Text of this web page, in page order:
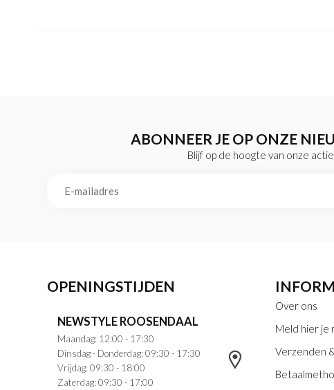
ABONNEER JE OP ONZE
Blijf op de hoogte van onze
OPENINGSTIJDEN
NEWSTYLE ROOSENDAAL
Maandag: 12:00 - 17:30
Dinsdag - Donderdag: 09:30 - 17:30
Vrijdag: 09:30 - 18:00
Zaterdag: 09:30 - 17:00
Over ons
Meld hier je
Verzenden